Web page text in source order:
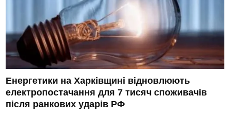
Енергетики на Харківщині відновлюють
електропостачання для 7 тисяч споживачів
після ранкових ударів РФ